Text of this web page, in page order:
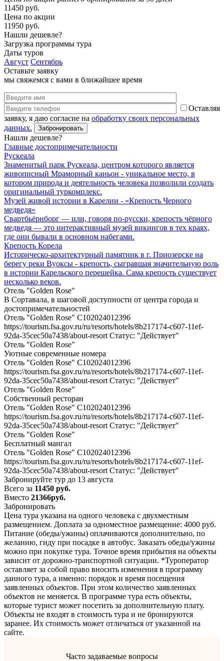
11450 руб.
Цена по акции
11950 руб.
Нашли дешевле?
Загрузка программы тура
Даты туров
Август Сентябрь
Оставьте заявку
мы свяжемся с вами в ближайшее время
Оставляя
заявку, я даю согласие на обработку своих персональных
данных.
Нашли дешевле?
Главные достопримечательности
Рускеала
Знаменитый парк Рускеала, центром которого является
живописный Мраморный каньон - уникальное место, в
котором природа и деятельность человека позволили создать
оригинальный туркомплекс.
Музей живой истории в Карелии - «Крепость Черного
медведя»
Свартбьёрнборг — или, говоря по-русски, крепость чёрного
медведя — это интерактивный музей викингов в тех краях,
где они бывали в основном набегами.
Крепость Корела
Историческо-архитектурный памятник в г. Приозерске на
берегу реки Вуоксы - крепость, сыгравшая значительную роль
в истории Карельского перешейка. Сама крепость существует
несколько веков.
Отель "Golden Rose"
В Сортавала, в шаговой доступности от центра города и
достопримечательностей
Отель "Golden Rose" С102024012396
https://tourism.fsa.gov.ru/ru/resorts/hotels/8b217174-c607-11ef-
92da-35cec50a7438/about-resort Статус: "Действует"
Отель "Golden Rose"
Уютные современные номера
Отель "Golden Rose" С102024012396
https://tourism.fsa.gov.ru/ru/resorts/hotels/8b217174-c607-11ef-
92da-35cec50a7438/about-resort Статус: "Действует"
Отель "Golden Rose"
Собственный ресторан
Отель "Golden Rose" С102024012396
https://tourism.fsa.gov.ru/ru/resorts/hotels/8b217174-c607-11ef-
92da-35cec50a7438/about-resort Статус: "Действует"
Отель "Golden Rose"
Бесплатный мангал
Отель "Golden Rose" С102024012396
https://tourism.fsa.gov.ru/ru/resorts/hotels/8b217174-c607-11ef-
92da-35cec50a7438/about-resort Статус: "Действует"
Забронируйте тур до 13 августа
Всего за 11450 руб.
Вместо 21366руб.
Забронировать
Цена тура указана на одного человека с двухместным
размещением. Доплата за одноместное размещение: 4000 руб.
Питание (обеды/ужины) оплачиваются дополнительно, по
желанию, гиду при посадке в автобус. Заказать обеды/ужины
можно при покупке тура. Точное время прибытия на объекты
зависит от дорожно-транспортной ситуации. *Туроператор
оставляет за собой право вносить изменения в программу
данного тура, а именно: порядок и время посещения
заявленных объектов. При этом количество заявленных
объектов не меняется. В программе тура есть объекты,
которые турист может посетить за дополнительную плату.
Объекты не входят в стоимость тура и не бронируются
заранее. Их стоимость может отличаться от указанной на
сайте.
Часто задаваемые вопросы